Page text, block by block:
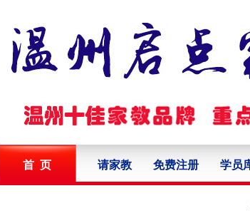
首 页 请家教 免费注册 学员